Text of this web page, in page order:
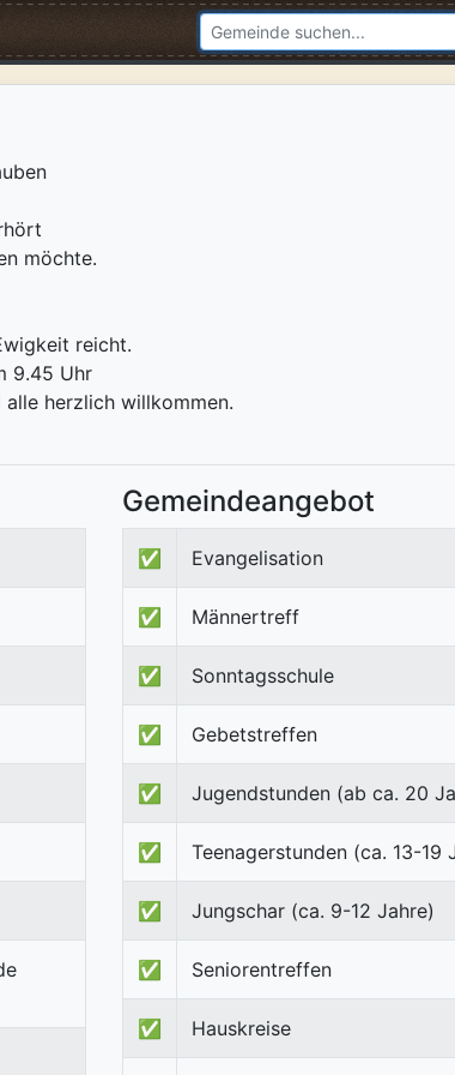
möchte.
reicht.
9.45 Uhr
herzlich willkommen.
Gemeindeangebot
✅ Evangelisation
✅ Männertreff
✅ Sonntagsschule
✅ Gebetstreffen
✅ Jugendstunden (ab ca. 20
✅ Teenagerstunden (ca. 13-19
✅ Jungschar (ca. 9-12 Jahre)
✅ Seniorentreffen
✅ Hauskreise